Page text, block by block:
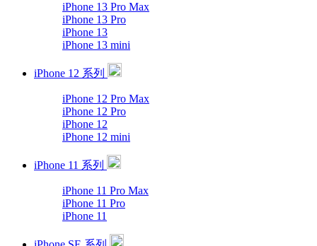
iPhone 13 Pro Max
iPhone 13 Pro
iPhone 13
iPhone 13 mini
iPhone 12 系列
iPhone 12 Pro Max
iPhone 12 Pro
iPhone 12
iPhone 12 mini
iPhone 11 系列
iPhone 11 Pro Max
iPhone 11 Pro
iPhone 11